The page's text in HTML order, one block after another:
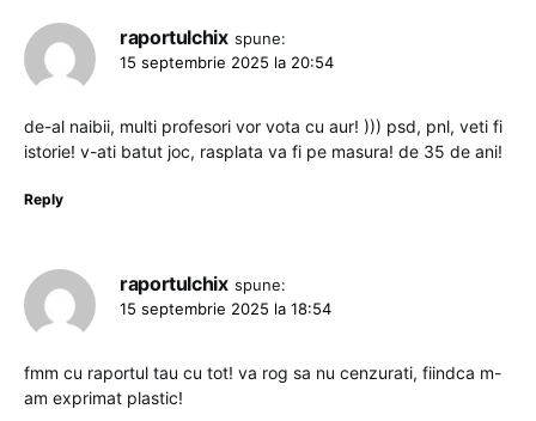
raportulchix spune:
15 septembrie 2025 la 20:54
de-al naibii, multi profesori vor vota cu aur! ))) psd, pnl, veti fi
istorie! v-ati batut joc, rasplata va fi pe masura! de 35 de ani!
Reply
raportulchix spune:
15 septembrie 2025 la 18:54
fmm cu raportul tau cu tot! va rog sa nu cenzurati, fiindca m-
am exprimat plastic!